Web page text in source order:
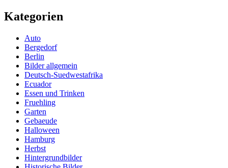
Kategorien
Auto
Bergedorf
Berlin
Bilder allgemein
Deutsch-Suedwestafrika
Ecuador
Essen und Trinken
Fruehling
Garten
Gebaeude
Halloween
Hamburg
Herbst
Hintergrundbilder